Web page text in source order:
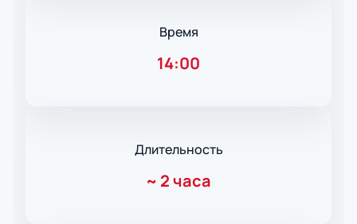
Время
14:00
Длительность
~ 2 часа